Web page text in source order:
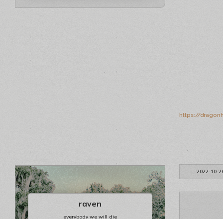
https://
2022-10-
raven
everybody we will die